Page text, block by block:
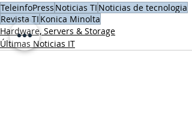
TeleinfoPress Noticias TI Noticias de tecnologia
Revista TI Konica Minolta
Hardware, Servers & Storage
Últimas Noticias IT